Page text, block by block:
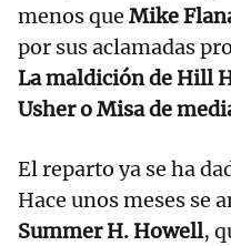
menos que Mike
por sus aclamadas
La maldición de Hill
Usher o Misa de
El reparto ya se ha
Hace unos meses se
Summer H. Howell,